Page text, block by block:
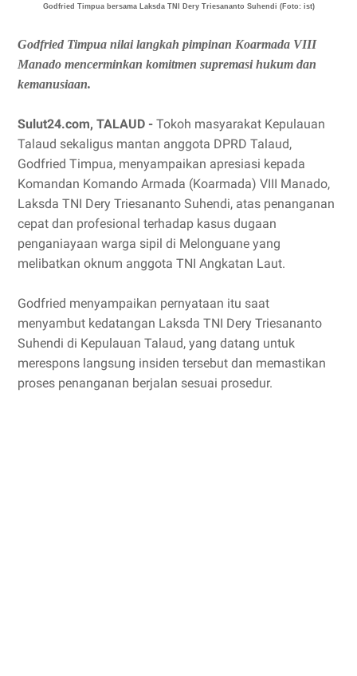
Godfried Timpua bersama Laksda TNI Dery Triesananto Suhendi (Foto: ist)
Godfried Timpua nilai langkah pimpinan Koarmada VIII
Manado mencerminkan komitmen supremasi hukum dan
kemanusiaan.
Sulut24.com, TALAUD - Tokoh masyarakat Kepulauan
Talaud sekaligus mantan anggota DPRD Talaud,
Godfried Timpua, menyampaikan apresiasi kepada
Komandan Komando Armada (Koarmada) VIII Manado,
Laksda TNI Dery Triesananto Suhendi, atas penanganan
cepat dan profesional terhadap kasus dugaan
penganiayaan warga sipil di Melonguane yang
melibatkan oknum anggota TNI Angkatan Laut.
Godfried menyampaikan pernyataan itu saat
menyambut kedatangan Laksda TNI Dery Triesananto
Suhendi di Kepulauan Talaud, yang datang untuk
merespons langsung insiden tersebut dan memastikan
proses penanganan berjalan sesuai prosedur.